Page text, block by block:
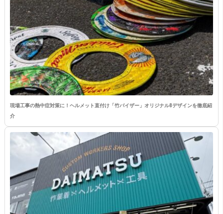
現場工事の熱中症対策に！ヘルメット直付け「竹バイザー」オリジナル8デザインを徹底紹
介